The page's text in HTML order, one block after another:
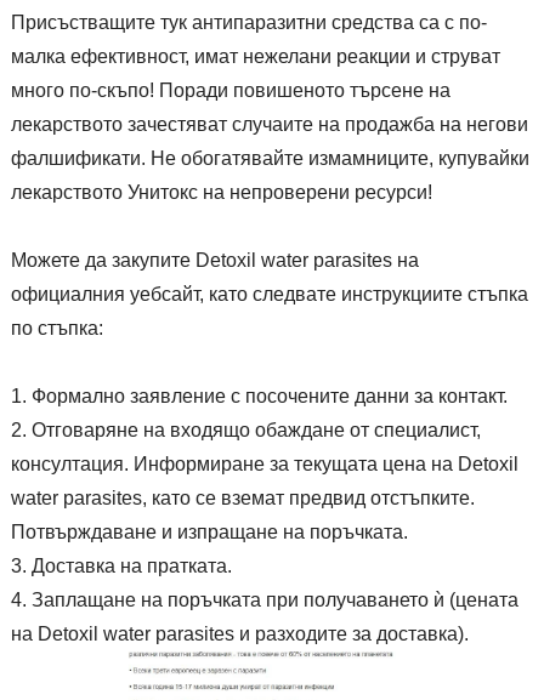
Присъстващите тук антипаразитни средства са с по-
малка ефективност, имат нежелани реакции и струват
много по-скъпо! Поради повишеното търсене на
лекарството зачестяват случаите на продажба на негови
фалшификати. Не обогатявайте измамниците, купувайки
лекарството Унитокс на непроверени ресурси!
Можете да закупите Detoxil water parasites на
официалния уебсайт, като следвате инструкциите стъпка
по стъпка:
Формално заявление с посочените данни за контакт.
Отговаряне на входящо обаждане от специалист,
консултация. Информиране за текущата цена на Detoxil
water parasites, като се вземат предвид отстъпките.
Потвърждаване и изпращане на поръчката.
Доставка на пратката.
Заплащане на поръчката при получаването ѝ (цената
на Detoxil water parasites и разходите за доставка).